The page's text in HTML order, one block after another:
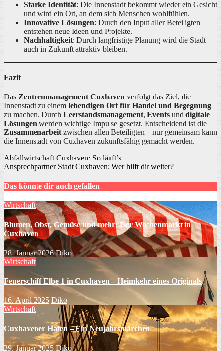
Starke Identität: Die Innenstadt bekommt wieder ein Gesicht
und wird ein Ort, an dem sich Menschen wohlfühlen.
Innovative Lösungen: Durch den Input aller Beteiligten
entstehen neue Ideen und Projekte.
Nachhaltigkeit: Durch langfristige Planung wird die Stadt
auch in Zukunft attraktiv bleiben.
Fazit
Das Zentrenmanagement Cuxhaven verfolgt das Ziel, die
Innenstadt zu einem lebendigen Ort für Handel und Begegnung
zu machen. Durch Leerstandsmanagement, Events und digitale
Lösungen werden wichtige Impulse gesetzt. Entscheidend ist die
Zusammenarbeit zwischen allen Beteiligten – nur gemeinsam kann
die Innenstadt von Cuxhaven zukunftsfähig gemacht werden.
Beitragsnavigation
Abfallwirtschaft Cuxhaven: So läuft’s
Ansprechpartner Stadt Cuxhaven: Wer hilft dir weiter?
Das könnte dir auch gefallen
Wirtschaft
Blumen, Obst, Gemüse und mehr: Der Wochenmarkt in
Cuxhaven
28. Januar 2026 Diko
Wirtschaft
Feuerschiff Elbe 1 in Cuxhaven – Heimkehr eines Originals
16. April 2025 Diko
Wirtschaft
Cuxhavener Hafen – Ein Neujahrsmärchen
29. Januar 2025 Diko